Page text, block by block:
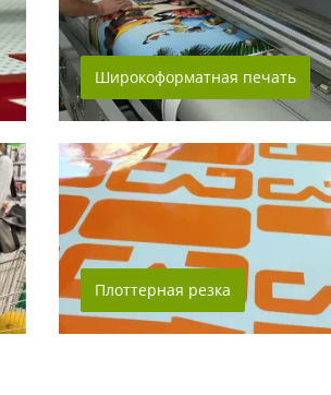
Широкоформатная печать
Плоттерная резка